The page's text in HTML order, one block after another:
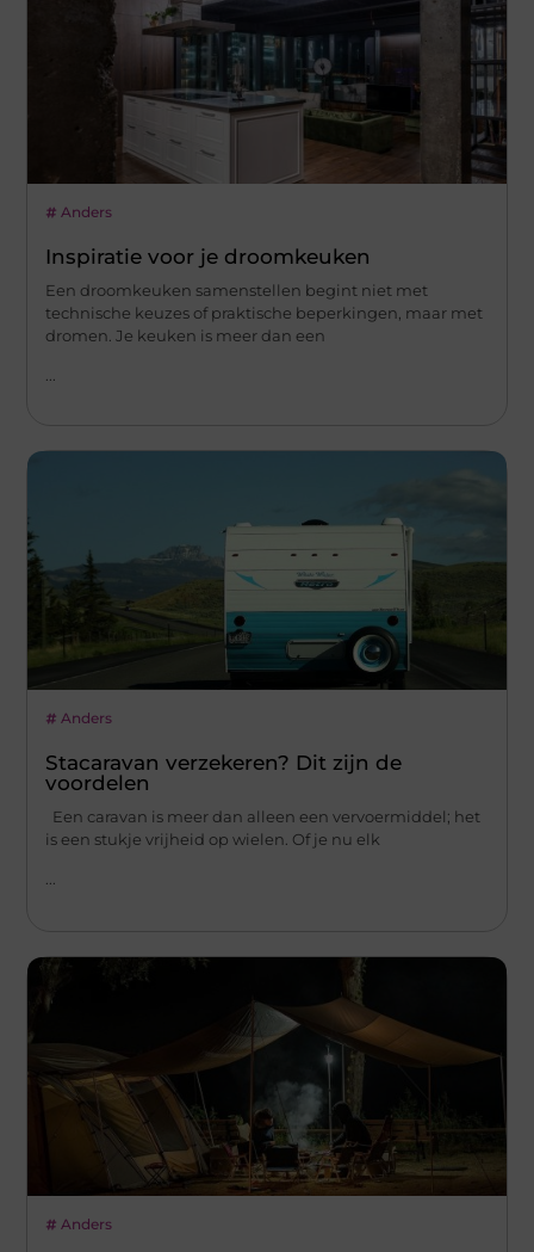
Anders
Inspiratie voor je droomkeuken
Een droomkeuken samenstellen begint niet met
technische keuzes of praktische beperkingen, maar met
dromen. Je keuken is meer dan een
Anders
Stacaravan verzekeren? Dit zijn de
voordelen
Een caravan is meer dan alleen een vervoermiddel; het
is een stukje vrijheid op wielen. Of je nu elk
...
Anders